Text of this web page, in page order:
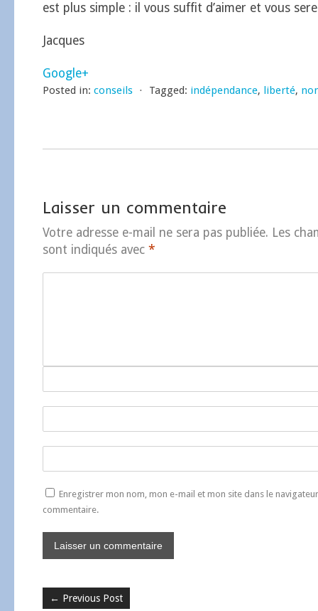
est plus simple : il vous suffit d’aimer et vous
Jacques
Google+
Posted in: conseils ⋅ Tagged: indépendance, liberté,
Laisser un commentaire
Votre adresse e-mail ne sera pas publiée. Les
sont indiqués avec *
Enregistrer mon nom, mon e-mail et mon site dans le
commentaire.
← Previous Post